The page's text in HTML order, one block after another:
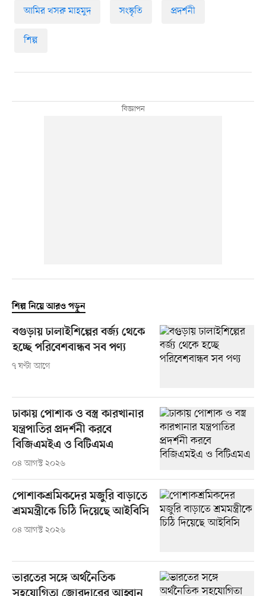
আমির খসরু মাহমুদ সংস্কৃতি প্রদর্শনী
শিল্প
শিল্প নিয়ে আরও পড়ুন
বগুড়ায় ঢালাইশিল্পের বর্জ্য থেকে
হচ্ছে পরিবেশবান্ধব সব পণ্য
৭ ঘণ্টা আগে
ঢাকায় পোশাক ও বস্ত্র কারখানার
যন্ত্রপাতির প্রদর্শনী করবে
বিজিএমইএ ও বিটিএমএ
০৪ আগস্ট ২০২৬
পোশাকশ্রমিকদের মজুরি বাড়াতে
শ্রমমন্ত্রীকে চিঠি দিয়েছে আইবিসি
০৪ আগস্ট ২০২৬
ভারতের সঙ্গে অর্থনৈতিক